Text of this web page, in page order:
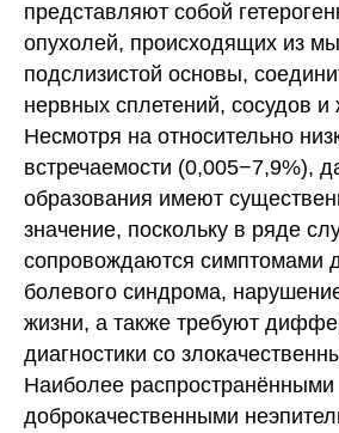
представляют собой
опухолей, происходящих из
подслизистой основы,
нервных сплетений, сосудов и
Несмотря на относительно
встречаемости (0,005−7,9%),
образования имеют
значение, поскольку в ряде
сопровождаются симптомами
болевого синдрома,
жизни, а также требуют
диагностики со
Наиболее распространёнными
доброкачественными